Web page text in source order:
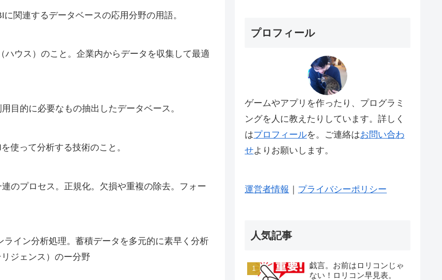
関連するデータベースの応用分野の用語。
ハウス）のこと。企業内からデータを収集して最適
目的に必要なもの抽出したデータベース。
使って分析する技術のこと。
のプロセス。正規化。欠損や重複の除去。フォー
イン分析処理。蓄積データを多元的に素早く分析
ジェンス）のー分野
プロフィール
ゲームやアプリを作ったり、プログラミ
ングを人に教えたりしています。詳しく
はプロフィールを。ご連絡はお問い合わ
せよりお願いします。
運営者情報 プライバシーポリシー
人気記事
戯言。お前はロリコンじゃ
ない！ロリコン早見表。